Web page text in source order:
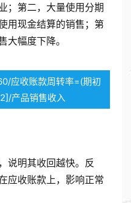
；第二，大量使用分期
用现金结算的销售；第
大幅度下降。
应收账款周转率=(期初
产品销售收入
说明其收回越快。反
应收账款上，影响正常